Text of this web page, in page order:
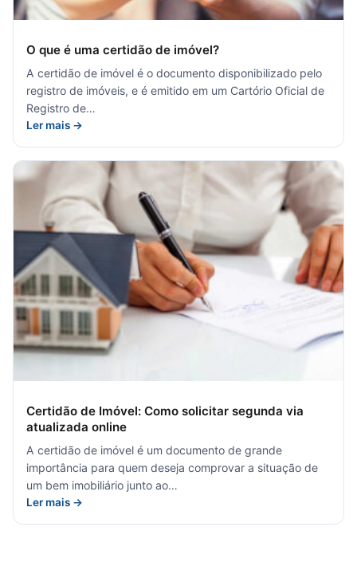
O que é uma certidão de imóvel?
A certidão de imóvel é o documento disponibilizado pelo
registro de imóveis, e é emitido em um Cartório Oficial de
Registro de…
Ler mais →
Certidão de Imóvel: Como solicitar segunda via
atualizada online
A certidão de imóvel é um documento de grande
importância para quem deseja comprovar a situação de
um bem imobiliário junto ao…
Ler mais →